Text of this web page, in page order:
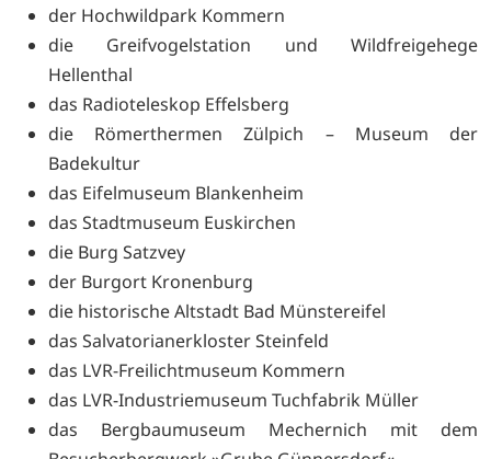
der Hochwildpark Kommern
die Greifvogelstation und Wildfreigehege
Hellenthal
das Radioteleskop Effelsberg
die Römerthermen Zülpich – Museum der
Badekultur
das Eifelmuseum Blankenheim
das Stadtmuseum Euskirchen
die Burg Satzvey
der Burgort Kronenburg
die historische Altstadt Bad Münstereifel
das Salvatorianerkloster Steinfeld
das LVR-Freilichtmuseum Kommern
das LVR-Industriemuseum Tuchfabrik Müller
das Bergbaumuseum Mechernich mit dem